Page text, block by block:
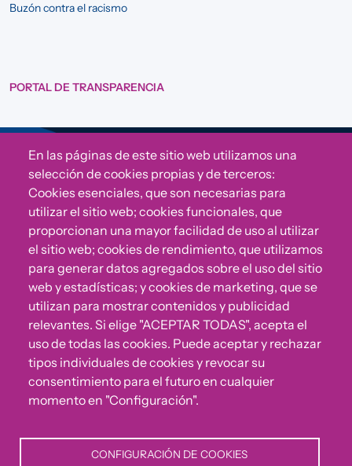
Buzón contra el racismo
PORTAL DE TRANSPARENCIA
Sigue a Comunidad CONVIVE
¿Algo no va bien?
Puedes reportar incumplimientos del Código Ético u
otras irregularidades que detectes en nuestra Fundación.
Canal de denuncias
En las páginas de este sitio web utilizamos una
selección de cookies propias y de terceros:
Cookies esenciales, que son necesarias para
utilizar el sitio web; cookies funcionales, que
proporcionan una mayor facilidad de uso al utilizar
el sitio web; cookies de rendimiento, que utilizamos
para generar datos agregados sobre el uso del sitio
web y estadísticas; y cookies de marketing, que se
utilizan para mostrar contenidos y publicidad
relevantes. Si elige "ACEPTAR TODAS", acepta el
uso de todas las cookies. Puede aceptar y rechazar
tipos individuales de cookies y revocar su
consentimiento para el futuro en cualquier
momento en "Configuración".
CONFIGURACIÓN DE COOKIES